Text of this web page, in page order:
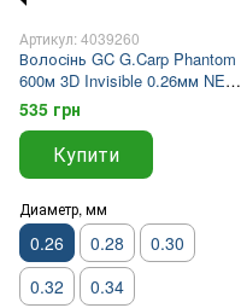
Артикул: 4039260
Волосінь GC G.Carp Phantom
600м 3D Invisible 0.26мм NEW
2026
535 грн
Купити
Диаметр, мм
0.26 0.28
0.30
0.32
0.34